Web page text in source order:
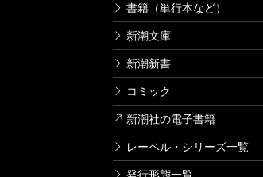
書籍（単行本など）
新潮文庫
新潮新書
コミック
新潮社の電子書籍
レーベル・シリーズ一覧